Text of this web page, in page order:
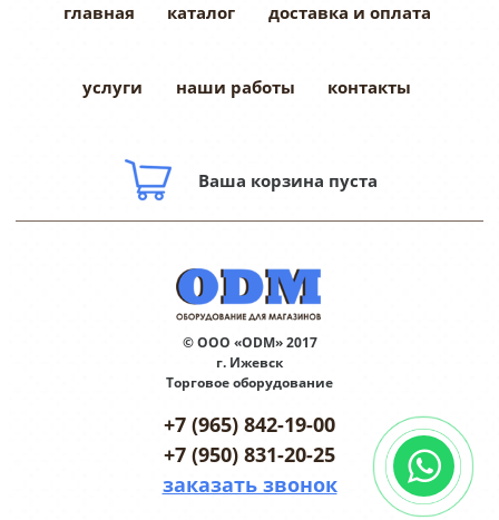
главная каталог доставка и оплата
услуги наши работы контакты
Ваша корзина пуста
© ООО «ODM» 2017
г. Ижевск
Торговое оборудование
+7 (965) 842-19-00
+7 (950) 831-20-25
заказать звонок